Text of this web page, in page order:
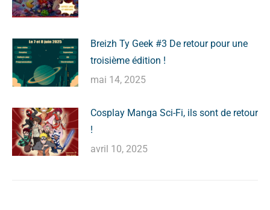
Breizh Ty Geek #3 De retour pour une
troisième édition !
mai 14, 2025
Cosplay Manga Sci-Fi, ils sont de retour
!
avril 10, 2025